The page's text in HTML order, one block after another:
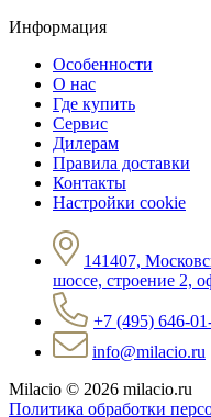
Информация
Особенности
О нас
Где купить
Сервис
Дилерам
Правила доставки
Контакты
Настройки cookie
141407,
шоссе, строение 2,
+7 (495) 646-
info@milacio.ru
Milacio © 2026 milacio.ru
Политика обработки